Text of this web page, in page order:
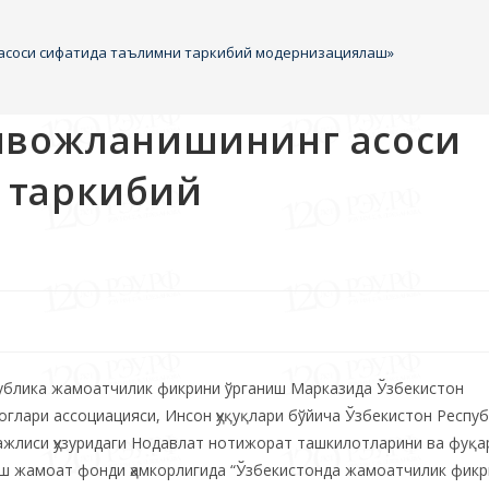
сифатида таълимни таркибий модернизациялаш»
асоси
жамоатчилик фикрини ўрганиш Марказида Ўзбекистон
ассоциацияси, Инсон ҳуқуқлари бўйича Ўзбекистон
ҳузуридаги Нодавлат нотижорат ташкилотларини ва
фонди ҳамкорлигида “Ўзбекистонда жамоатчилик